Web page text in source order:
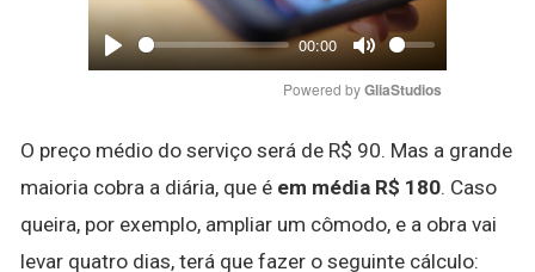
Play
00:00
Mute
Powered by GliaStudios
O preço médio do serviço será de R$ 90. Mas a grande
maioria cobra a diária, que é em média R$ 180. Caso
queira, por exemplo, ampliar um cômodo, e a obra vai
levar quatro dias, terá que fazer o seguinte cálculo: